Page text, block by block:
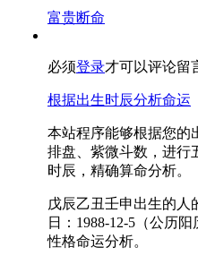
富贵断命
必须登录才可以评论留
根据出生时辰分析命运
本站程序能够根据您的
排盘、紫微斗数，进行
时辰，精确算命分析。
戊辰乙丑壬申出生的人
日：1988-12-5（公历
性格命运分析。